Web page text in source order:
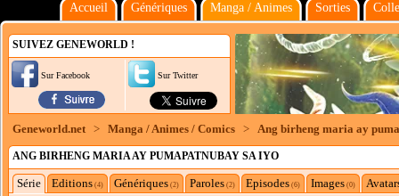
Accueil Génériques Manga / Animes Sorties
SUIVEZ GENEWORLD !
Sur Facebook Sur Twitter
Geneworld.net > Manga / Animes / Comics > Ang birheng maria ay
ANG BIRHENG MARIA AY PUMAPATNUBAY SA IYO
Série Editions (4) Génériques (2) Paroles (2) Episodes (6) Images (0)